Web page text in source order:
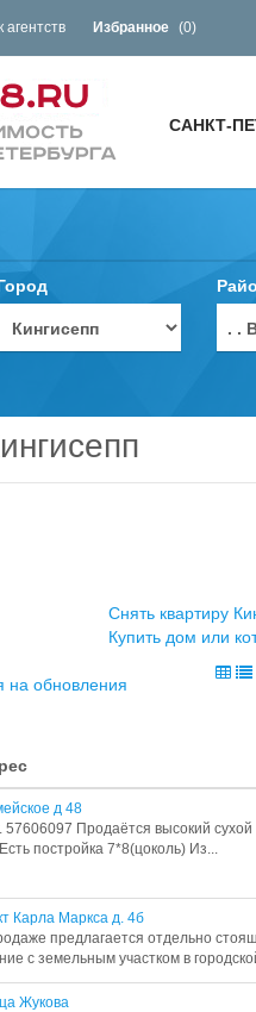
агентств Избранное (0)
САНКТ-
. .
Снять квартиру
Купить дом или
на обновления
д 48
57606097 Пpoдаётcя высокий сухой
постройка 7*8(цоколь) Из...
Карла Маркса д. 4б
предлагается отдельно
с земельным участком в
Жукова